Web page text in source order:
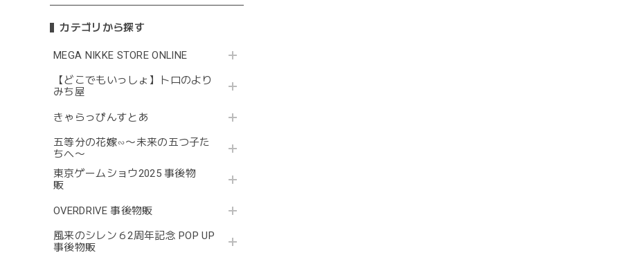
カテゴリから探す
MEGA NIKKE STORE ONLINE
【どこでもいっしょ】トロのより
みち屋
きゃらっぴんすとあ
五等分の花嫁∽〜未来の五つ子た
ちへ〜
東京ゲームショウ2025 事後物
販
OVERDRIVE 事後物販
風来のシレン６2周年記念 POP UP
事後物販